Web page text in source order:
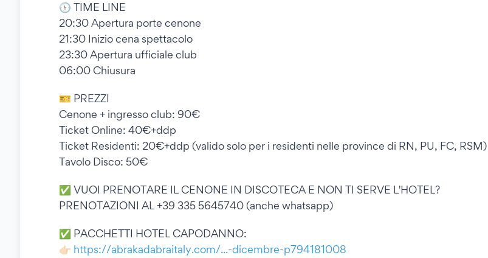
🕦 TIME LINE
20:30 Apertura porte cenone
21:30 Inizio cena spettacolo
23:30 Apertura ufficiale club
06:00 Chiusura
🎫 PREZZI
Cenone + ingresso club: 90€
Ticket Online: 40€+ddp
Ticket Residenti: 20€+ddp (valido solo per i residenti nelle province di RN, PU, FC, RSM)
Tavolo Disco: 50€
✅ VUOI PRENOTARE IL CENONE IN DISCOTECA E NON TI SERVE L'HOTEL?
PRENOTAZIONI AL +39 335 5645740 (anche whatsapp)
✅ PACCHETTI HOTEL CAPODANNO:
👉🏻 https://abrakadabraitaly.com/...-dicembre-p794181008